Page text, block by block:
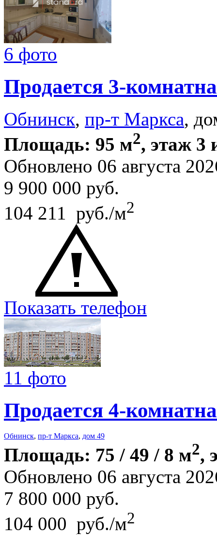
6 фото
Продается 3-
Обнинск, пр-т Маркса,
Площадь: 95 м2, этаж 3
Обновлено 06 августа
9 900 000 руб.
104 211 руб./м2
Показать телефон
11 фото
Продается 4-
Обнинск, пр-т Маркса, дом 49
Площадь: 75 / 49 / 8 м2,
Обновлено 06 августа
7 800 000 руб.
104 000 руб./м2